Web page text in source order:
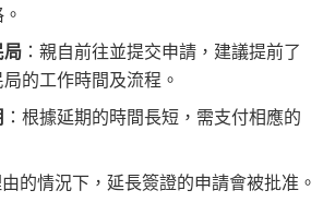
局 ：親自前往並提交申請，建議提前了
的工作時間及流程。
：根據延期的時間長短，需支付相應的
的情況下，延長簽證的申請會被批准。